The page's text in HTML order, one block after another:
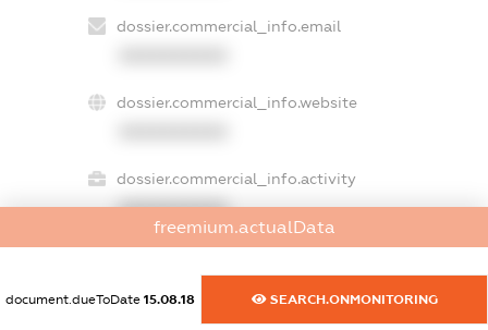
dossier.commercial_info.email
dossier.commercial_info.website
dossier.commercial_info.activity
XXXXXXXXXX
freemium.exampleText_1
freemium.exampleText_2
freemium.actualData
document.dueToDate 15.08.18 SEARCH.ONMONITORING